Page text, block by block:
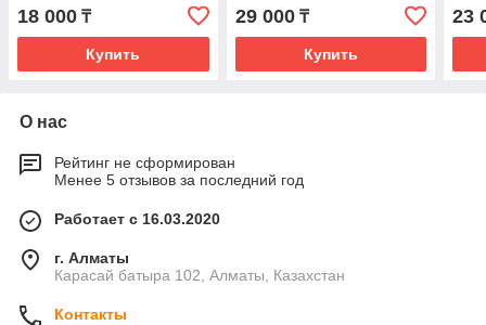
18 000 ₸
Купить
29 000₸
Купить
23
О нас
Рейтинг не сформирован
Менее 5 отзывов за последний год
Работает с 16.03.2020
г. Алматы
Карасай батыра 102, Алматы, Казахстан
Контакты